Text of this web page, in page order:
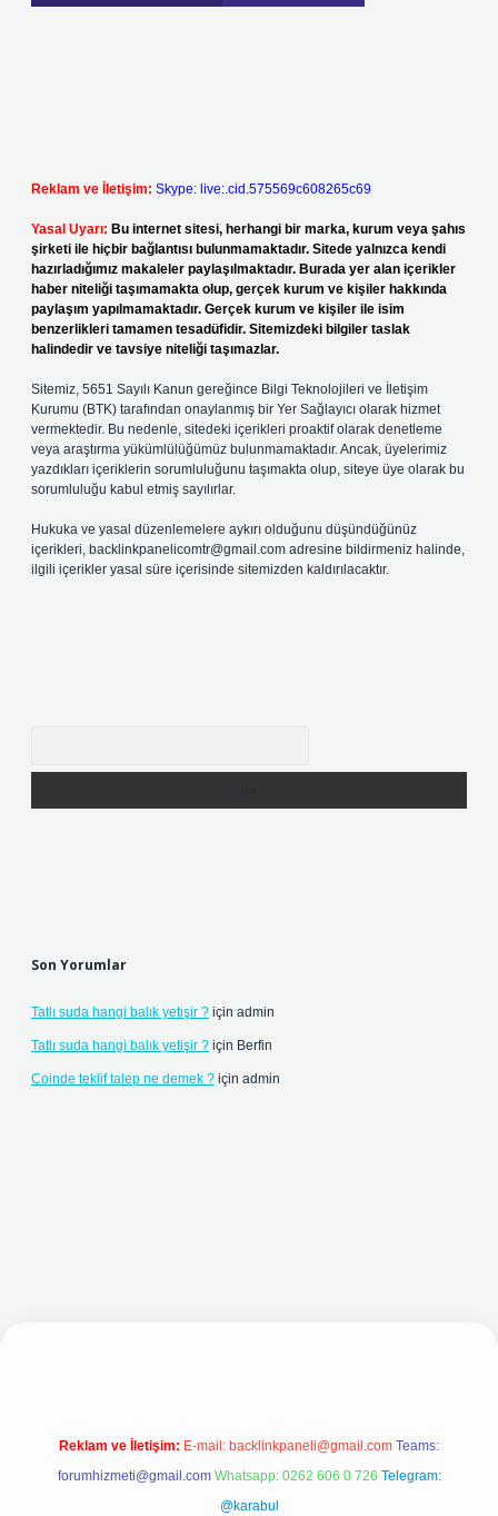
Reklam ve İletişim: Skype: live:.cid.575569c608265c69
Yasal Uyarı: Bu internet sitesi, herhangi bir marka, kurum veya şahıs
şirketi ile hiçbir bağlantısı bulunmamaktadır. Sitede yalnızca kendi
hazırladığımız makaleler paylaşılmaktadır. Burada yer alan içerikler
haber niteliği taşımamakta olup, gerçek kurum ve kişiler hakkında
paylaşım yapılmamaktadır. Gerçek kurum ve kişiler ile isim
benzerlikleri tamamen tesadüfidir. Sitemizdeki bilgiler taslak
halindedir ve tavsiye niteliği taşımazlar.
Sitemiz, 5651 Sayılı Kanun gereğince Bilgi Teknolojileri ve İletişim
Kurumu (BTK) tarafından onaylanmış bir Yer Sağlayıcı olarak hizmet
vermektedir. Bu nedenle, sitedeki içerikleri proaktif olarak denetleme
veya araştırma yükümlülüğümüz bulunmamaktadır. Ancak, üyelerimiz
yazdıkları içeriklerin sorumluluğunu taşımakta olup, siteye üye olarak bu
sorumluluğu kabul etmiş sayılırlar.
Hukuka ve yasal düzenlemelere aykırı olduğunu düşündüğünüz
içerikleri, backlinkpanelicomtr@gmail.com adresine bildirmeniz halinde,
ilgili içerikler yasal süre içerisinde sitemizden kaldırılacaktır.
Son Yorumlar
Tatlı suda hangi balık yetişir ? için admin
Tatlı suda hangi balık yetişir ? için Berfin
Coinde teklif talep ne demek ? için admin
Reklam ve İletişim: E-mail: backlinkpaneli@gmail.com Teams:
forumhizmeti@gmail.com Whatsapp: 0262 606 0 726 Telegram:
@karabul